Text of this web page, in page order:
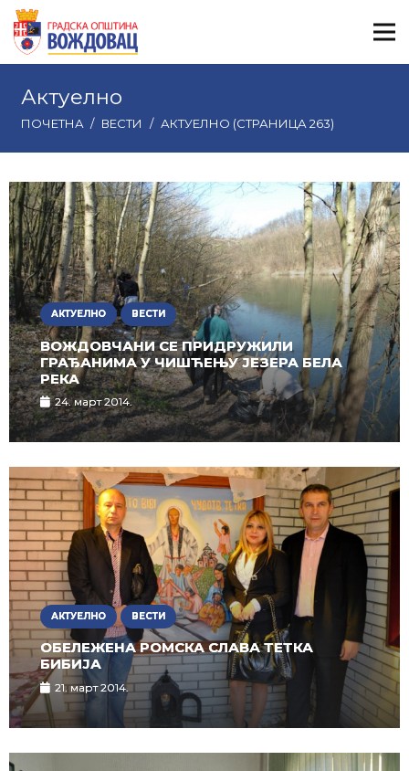
Актуелно
ПОЧЕТНА / ВЕСТИ / АКТУЕЛНО (СТРАНИЦА 263)
АКТУЕЛНО ВЕСТИ
ВОЖДОВЧАНИ СЕ ПРИДРУЖИЛИ
ГРАЂАНИМА У ЧИШЋЕЊУ ЈЕЗЕРА БЕЛА
РЕКА
24. март 2014.
АКТУЕЛНО ВЕСТИ
ОБЕЛЕЖЕНА РОМСКА СЛАВА ТЕТКА
БИБИЈА
21. март 2014.